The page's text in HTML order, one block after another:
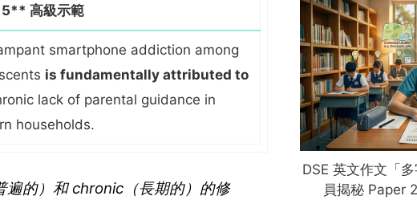
高級示範
smartphone addiction among
is fundamentally attributed to
lack of parental guidance in
households.
遍的）和 chronic（長期的）的修
DSE 英文作文「
員揭秘 Paper